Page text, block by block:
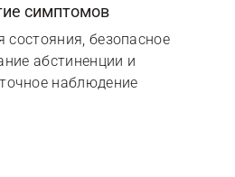
симптомов
состояния, безопасное
абстиненции и
наблюдение